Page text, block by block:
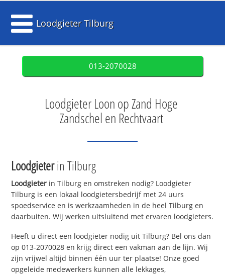
Loodgieter Tilburg
013-2070028
Loodgieter Loon op Zand Hoge
Zandschel en Rechtvaart
Loodgieterin Tilburg
Loodgieter in Tilburg en omstreken nodig? Loodgieter
Tilburg is een lokaal loodgietersbedrijf met 24 uurs
spoedservice en is werkzaamheden in de heel Tilburg en
daarbuiten. Wij werken uitsluitend met ervaren loodgieters.
Heeft u direct een loodgieter nodig uit Tilburg? Bel ons dan
op 013-2070028 en krijg direct een vakman aan de lijn. Wij
zijn vrijwel altijd binnen één uur ter plaatse! Onze goed
opgeleide medewerkers kunnen alle lekkages,